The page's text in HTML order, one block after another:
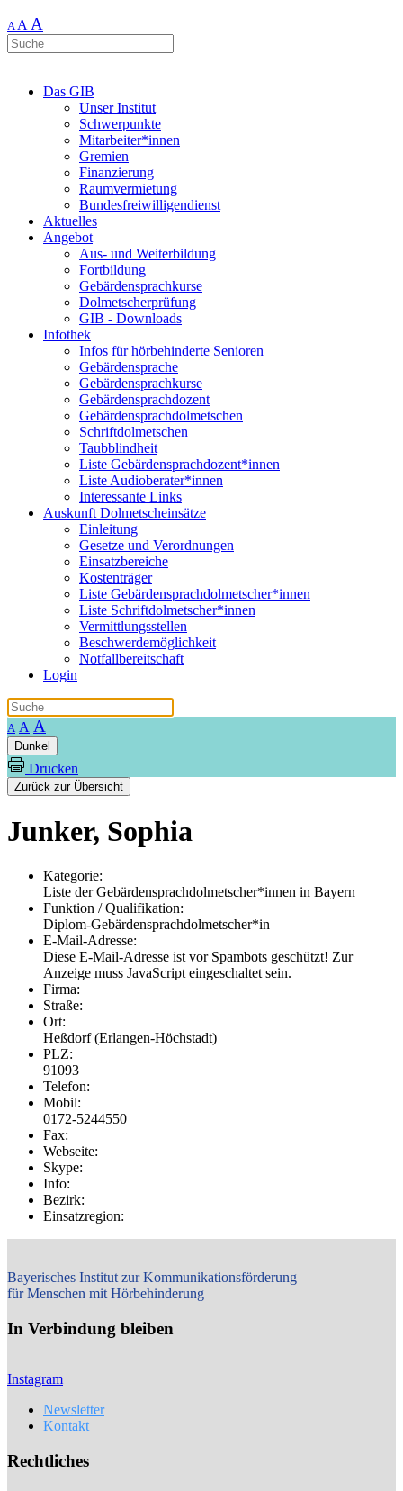
AA A
Das GIB
Unser Institut
Schwerpunkte
Mitarbeiter*innen
Gremien
Finanzierung
Raumvermietung
Bundesfreiwilligendienst
Aktuelles
Angebot
Aus- und Weiterbildung
Fortbildung
Gebärdensprachkurse
Dolmetscherprüfung
GIB - Downloads
Infothek
Infos für hörbehinderte Senioren
Gebärdensprache
Gebärdensprachkurse
Gebärdensprachdozent
Gebärdensprachdolmetschen
Schriftdolmetschen
Taubblindheit
Liste Gebärdensprachdozent*innen
Liste Audioberater*innen
Interessante Links
Auskunft Dolmetscheinsätze
Einleitung
Gesetze und Verordnungen
Einsatzbereiche
Kostenträger
Liste Gebärdensprachdolmetscher*innen
Liste Schriftdolmetscher*innen
Vermittlungsstellen
Beschwerdemöglichkeit
Notfallbereitschaft
Login
A A A
Dunkel
Drucken
Zurück zur Übersicht
Junker, Sophia
Kategorie:
Liste der Gebärdensprachdolmetscher*innen in Bayern
Funktion / Qualifikation:
Diplom-Gebärdensprachdolmetscher*in
E-Mail-Adresse:
Diese E-Mail-Adresse ist vor Spambots geschützt! Zur
Anzeige muss JavaScript eingeschaltet sein.
Firma:
Straße:
Ort:
Heßdorf (Erlangen-Höchstadt)
PLZ:
91093
Telefon:
Mobil:
0172-5244550
Fax:
Webseite:
Skype:
Info:
Bezirk:
Einsatzregion:
Bayerisches Institut zur Kommunikationsförderung
für Menschen mit Hörbehinderung
In Verbindung bleiben
Instagram
Newsletter
Kontakt
Rechtliches